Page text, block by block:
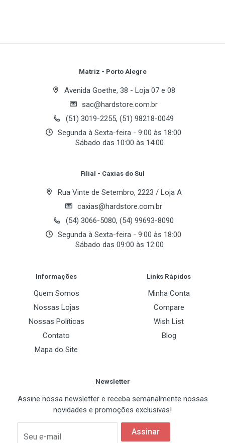
Your Name
Email Address
Matriz - Porto Alegre
Avenida Goethe, 38 - Loja 07 e 08
sac@hardstore.com.br
(51) 3019-2255, (51) 98218-0049
Segunda à Sexta-feira - 9:00 às 18:00
Sábado das 10:00 às 14:00
Filial - Caxias do Sul
Rua Vinte de Setembro, 2223 / Loja A
caxias@hardstore.com.br
(54) 3066-5080, (54) 99693-8090
Segunda à Sexta-feira - 9:00 às 18:00
Sábado das 09:00 às 12:00
Informações
Quem Somos
Nossas Lojas
Nossas Políticas
Contato
Mapa do Site
Links Rápidos
Minha Conta
Compare
Wish List
Blog
Newsletter
Assine nossa newsletter e receba semanalmente nossas
novidades e promoções exclusivas!
Seu e-mail
Assinar